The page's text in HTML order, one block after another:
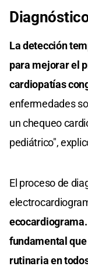
La detección
para mejorar el
cardiopatías
enfermedades
un chequeo
pediátrico",
El proceso de
fundamental
rutinaria en